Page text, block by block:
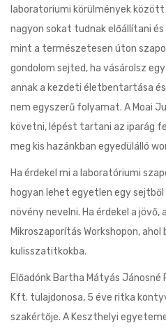
laboratoriumi körülmények között
nagyon sokat tudnak előállítani
mint a természetesen úton
gondolom sejted, ha vásárolsz
annak a kezdeti életbentartása
nem egyszerű folyamat. A Moai
követni, lépést tartani az iparág
meg kis hazánkban egyedülálló
Ha érdekel mi a laboratóriumi
hogyan lehet egyetlen egy
növény nevelni. Ha érdekel a
Mikroszaporítás Workshopon,
kulisszatitkokba.
Előadónk Bartha Mátyás Jánosné
Kft. tulajdonosa, 5 éve ritka
szakértője. A Keszthelyi